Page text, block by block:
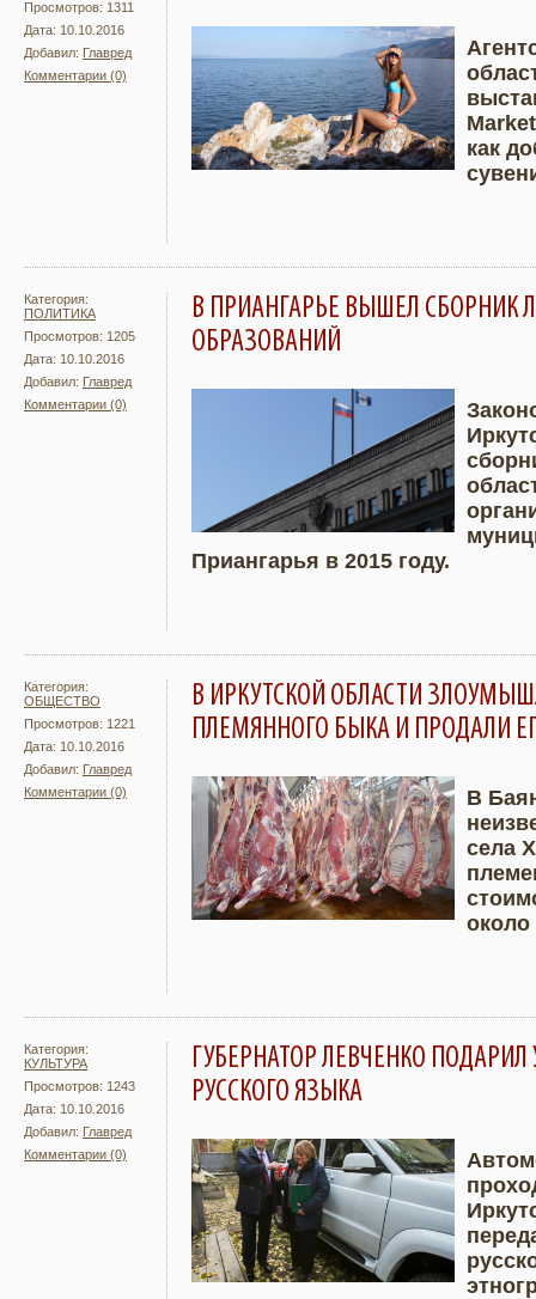
Просмотров: 1311
Дата: 10.10.2016
Добавил: Главред
Комментарии (0)
Подробнее
как
Категория:
ПОЛИТИКА
Просмотров: 1205
Дата: 10.10.2016
Добавил: Главред
Комментарии (0)
В ПРИАНГАРЬЕ ВЫШЕЛ
ОБРАЗОВАНИЙ
Приангарья в 2015 году.
Категория:
ОБЩЕСТВО
Просмотров: 1221
Дата: 10.10.2016
Добавил: Главред
Комментарии (0)
В ИРКУТСКОЙ ОБЛАСТИ
ПЛЕМЯННОГО БЫКА И ПРОДАЛИ
Подробнее
В
села
Категория:
КУЛЬТУРА
Просмотров: 1243
Дата: 10.10.2016
Добавил: Главред
Комментарии (0)
ГУБЕРНАТОР ЛЕВЧЕНКО
РУССКОГО ЯЗЫКА
Подробнее